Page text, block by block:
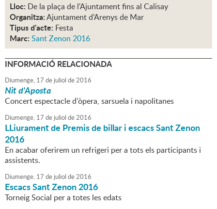
Lloc: De la plaça de l'Ajuntament fins al Calisay
Organitza:Ajuntament d'Arenys de Mar
Tipus d'acte: Festa
Marc: Sant Zenon 2016
INFORMACIÓ RELACIONADA
Diumenge, 17 de juliol de2016
Nit d'Aposta
Concert espectacle d'òpera, sarsuela i napolitanes
Diumenge, 17 de juliol de2016
LLiurament de Premis de billar i escacs Sant Zenon
2016
En acabar oferirem un refrigeri per a tots els participants i
assistents.
Diumenge, 17 de juliol de2016
Escacs Sant Zenon 2016
Torneig Social per a totes les edats